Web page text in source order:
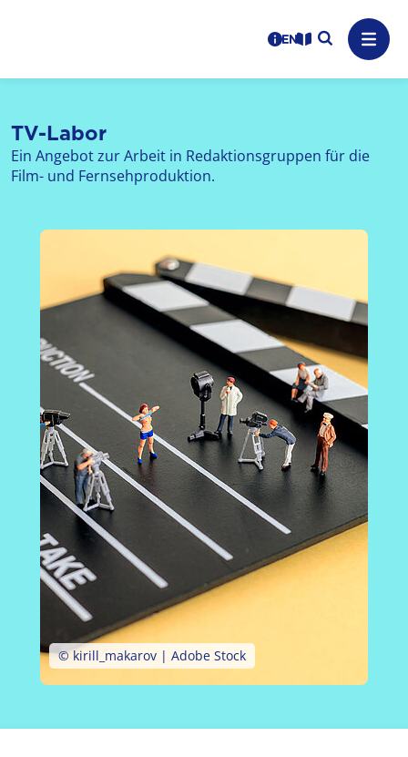
Logo: LPR Medienanstalt Hessen, Claim: Medien,
Benutzerhinweise
informations in
Leichte Sprache
Suche
TV-Labor
Ein Angebot zur Arbeit in Redaktionsgruppen für die
Film- und Fernsehproduktion.
© kirill_makarov | Adobe Stock